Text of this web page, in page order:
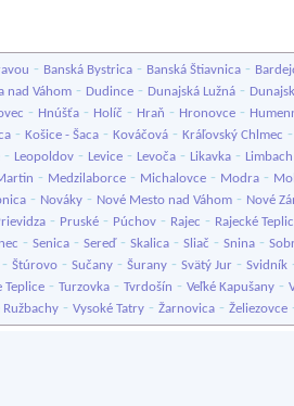
- Banská Bystrica - Banská Štiavnica -
nad Váhom - Dudince - Dunajská Lužná -
- Hnúšťa - Holíč - Hraň - Hronovce -
- Košice - Šaca - Kováčová - Kráľovský Chlmec
- Leopoldov - Levice - Levoča - Likavka - Limbach
- Medzilaborce - Michalovce - Modra -
- Nováky - Nové Mesto nad Váhom - Nové
- Pruské - Púchov - Rajec - Rajecké
- Senica - Sereď- Skalica - Sliač - Snina -
- Štúrovo - Sučany - Šurany - Svätý Jur - Svidník
Teplice - Turzovka - Tvrdošín - Veľké Kapušany -
Ružbachy - Vysoké Tatry - Žarnovica - Želiezovce